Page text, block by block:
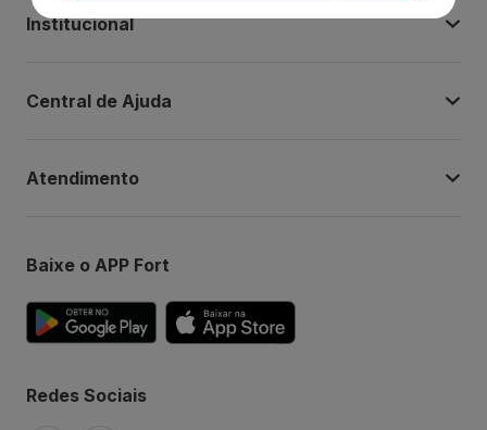
Institucional
Central de Ajuda
Atendimento
Baixe o APP Fort
Redes Sociais